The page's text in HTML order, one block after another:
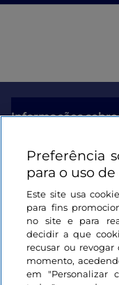
Informações
Ligações úteis
Iniciar sessão
Mantenha-se em
Preferência
para o uso
Este site usa
para fins
no site e para
decidir a que
recusar ou
momento,
em "Personalizar